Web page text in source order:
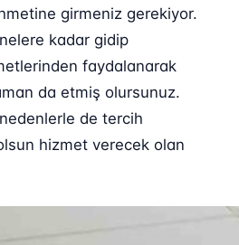
girmeniz gerekiyor.
kadar gidip
faydalanarak
da etmiş olursunuz.
de tercih
hizmet verecek olan